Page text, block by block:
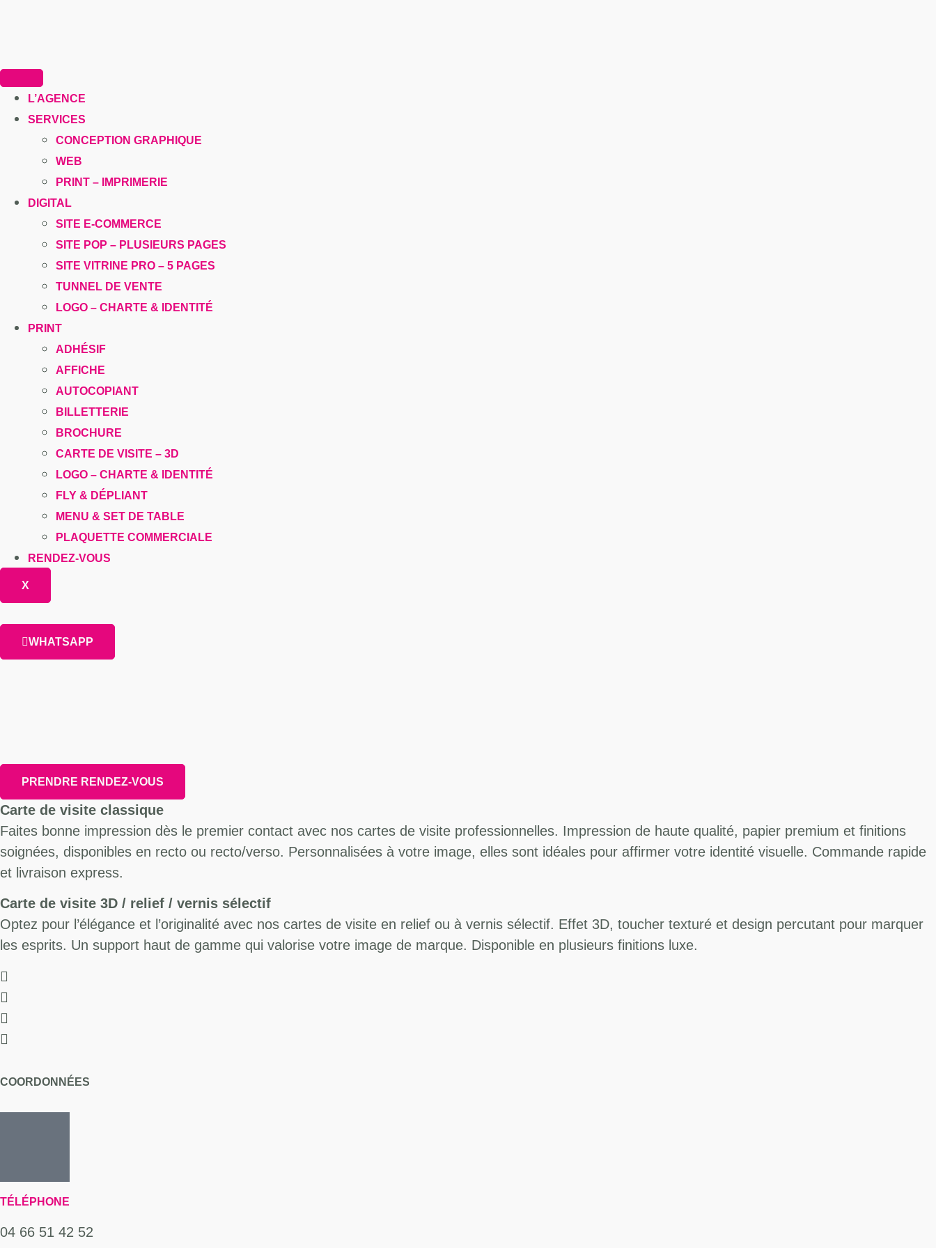
L’AGENCE
SERVICES
CONCEPTION GRAPHIQUE
WEB
PRINT – IMPRIMERIE
DIGITAL
SITE E-COMMERCE
SITE POP – PLUSIEURS PAGES
SITE VITRINE PRO – 5 PAGES
TUNNEL DE VENTE
LOGO – CHARTE & IDENTITÉ
PRINT
ADHÉSIF
AFFICHE
AUTOCOPIANT
BILLETTERIE
BROCHURE
CARTE DE VISITE – 3D
LOGO – CHARTE & IDENTITÉ
FLY & DÉPLIANT
MENU & SET DE TABLE
PLAQUETTE COMMERCIALE
RENDEZ-VOUS
X
WHATSAPP
PRENDRE RENDEZ-VOUS
Carte de visite classique
Faites bonne impression dès le premier contact avec nos cartes de visite professionnelles. Impression de haute qualité, papier premium et finitions
soignées, disponibles en recto ou recto/verso. Personnalisées à votre image, elles sont idéales pour affirmer votre identité visuelle. Commande rapide
et livraison express.
Carte de visite 3D / relief / vernis sélectif
Optez pour l’élégance et l’originalité avec nos cartes de visite en relief ou à vernis sélectif. Effet 3D, toucher texturé et design percutant pour marquer
les esprits. Un support haut de gamme qui valorise votre image de marque. Disponible en plusieurs finitions luxe.
COORDONNÉES
TÉLÉPHONE
04 66 51 42 52